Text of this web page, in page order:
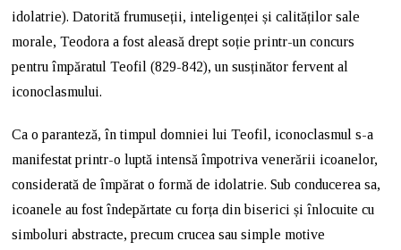
idolatrie). Datorită frumuseții, inteligenței și calităților sale
morale, Teodora a fost aleasă drept soție printr-un concurs
pentru împăratul Teofil (829-842), un susținător fervent al
iconoclasmului.
Ca o paranteză, în timpul domniei lui Teofil, iconoclasmul s-a
manifestat printr-o luptă intensă împotriva venerării icoanelor,
considerată de împărat o formă de idolatrie. Sub conducerea sa,
icoanele au fost îndepărtate cu forța din biserici și înlocuite cu
simboluri abstracte, precum crucea sau simple motive